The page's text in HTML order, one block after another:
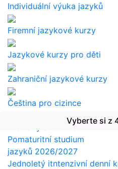
Individuální výuka jazyků
Firemní jazykové kurzy
Jazykové kurzy pro děti
Zahraniční jazykové kurzy
Čeština pro cizince
Překlady a tlumočení
Vyberte si z
Pomaturitní studium
jazyků 2026/2027
Jednoletý itntenzivní denní